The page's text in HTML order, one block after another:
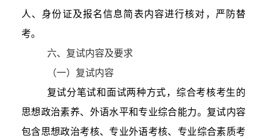
人、身份证及报名信息简表内容进行核对，严防替
考。
六、 复试内容及要求
（一）复试内容
复试分笔试和 面试两种方式，综合考核考生的
思想政治素养、外语水平和专业综合能力。 复试内容
包含思想政治考核、专业外语考核、专业综合素质考